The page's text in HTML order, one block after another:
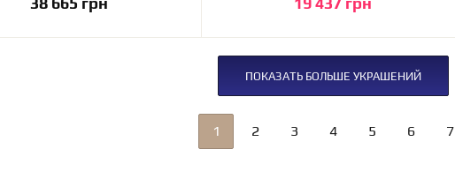
В корзину В корзину
ПОКАЗАТЬ БОЛЬШЕ УКРАШЕНИЙ
1 2 3 4 5 6 7